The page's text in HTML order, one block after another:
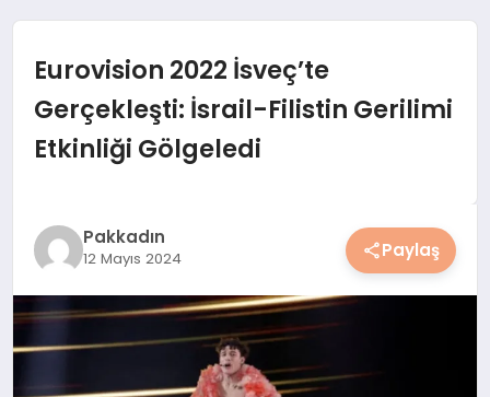
SPOR & FITNESS
YEMEK
KIMDIR?
Eurovision 2022 İsveç’te
Gerçekleşti: İsrail-Filistin Gerilimi
Etkinliği Gölgeledi
Pakkadın
12 Mayıs 2024 Paylaş